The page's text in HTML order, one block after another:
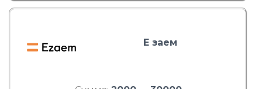
Е заем